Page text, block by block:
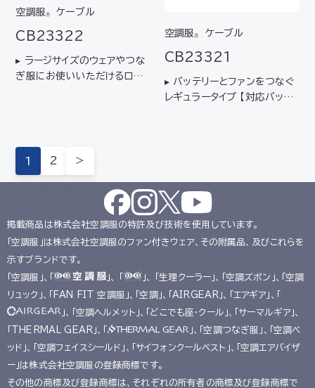
空調服® ケーブル
CB23322
▸ ラージサイズのウェアやつな
ぎ服にお使いいただけるロン
空調服® ケーブル
CB23321
▸ バッテリーとファンをつなぐ
レギュラータイプ 【対応バッテ
1 2 ＞
掲載商品は株式会社空調服の特許及び技術を使用しています。
「空調服」は株式会社空調服のファン付きウェア、その附属品、及びこれらを
示すブランドです。
「空調服」、「
」、 「
」、 「生理クーラー」、「空調ズボン」、「空調
リュック」、「FAN FIT 空調服」、「空調」、「AIRGEAR」、「エアギア」、「
」、「空調ヘルメット」、「どこでも座･クール」、「サーマルギア」、
「THERMAL GEAR」、「
」、「空調つなぎ服」、「空調ベ
ッド」、「空調フェイスシールド」、「サイフォンクールベスト」、「空調エアバイザ
ー」は株式会社空調服の登録商標です。
その他の商標及び登録商標は、それぞれの所有者の商標及び登録商標で